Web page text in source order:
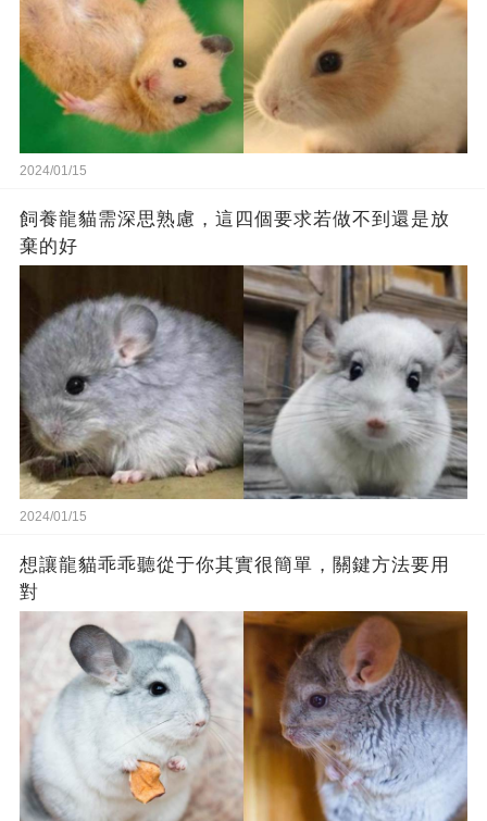
2024/01/15
飼養龍貓需深思熟慮，這四個要求若做不到還是放
棄的好
2024/01/15
想讓龍貓乖乖聽從于你其實很簡單，關鍵方法要用
對